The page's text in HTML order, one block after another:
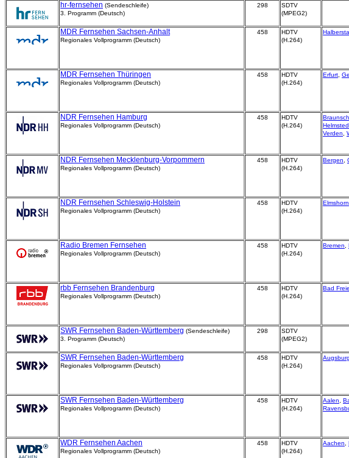
hr-fernsehen (Sendeschleife)
3. Programm (Deutsch)
298
SDTV
(MPEG2)
MDR Fernsehen Sachsen-Anhalt
Regionales Vollprogramm (Deutsch)
458
HDTV
(H.264)
MDR Fernsehen Thüringen
Regionales Vollprogramm (Deutsch)
458
HDTV
(H.264)
Erfurt,
NDR Fernsehen Hamburg
Regionales Vollprogramm (Deutsch)
458
HDTV
(H.264)
Verden,
NDR Fernsehen Mecklenburg-Vorpommern
Regionales Vollprogramm (Deutsch)
458
HDTV
(H.264)
Bergen,
NDR Fernsehen Schleswig-Holstein
Regionales Vollprogramm (Deutsch)
458
HDTV
(H.264)
Elmshorn
Radio Bremen Fernsehen
Regionales Vollprogramm (Deutsch)
458
HDTV
(H.264)
Bremen,
rbb Fernsehen Brandenburg
Regionales Vollprogramm (Deutsch)
458
HDTV
(H.264)
Bad
SWR Fernsehen Baden-Württemberg (Sendeschleife)
3. Programm (Deutsch)
298
SDTV
(MPEG2)
SWR Fernsehen Baden-Württemberg
Regionales Vollprogramm (Deutsch)
458
HDTV
(H.264)
Augsburg
SWR Fernsehen Baden-Württemberg
Regionales Vollprogramm (Deutsch)
458
HDTV
(H.264)
Aalen,
WDR Fernsehen Aachen
Regionales Vollprogramm (Deutsch)
458
HDTV
(H.264)
Aachen,